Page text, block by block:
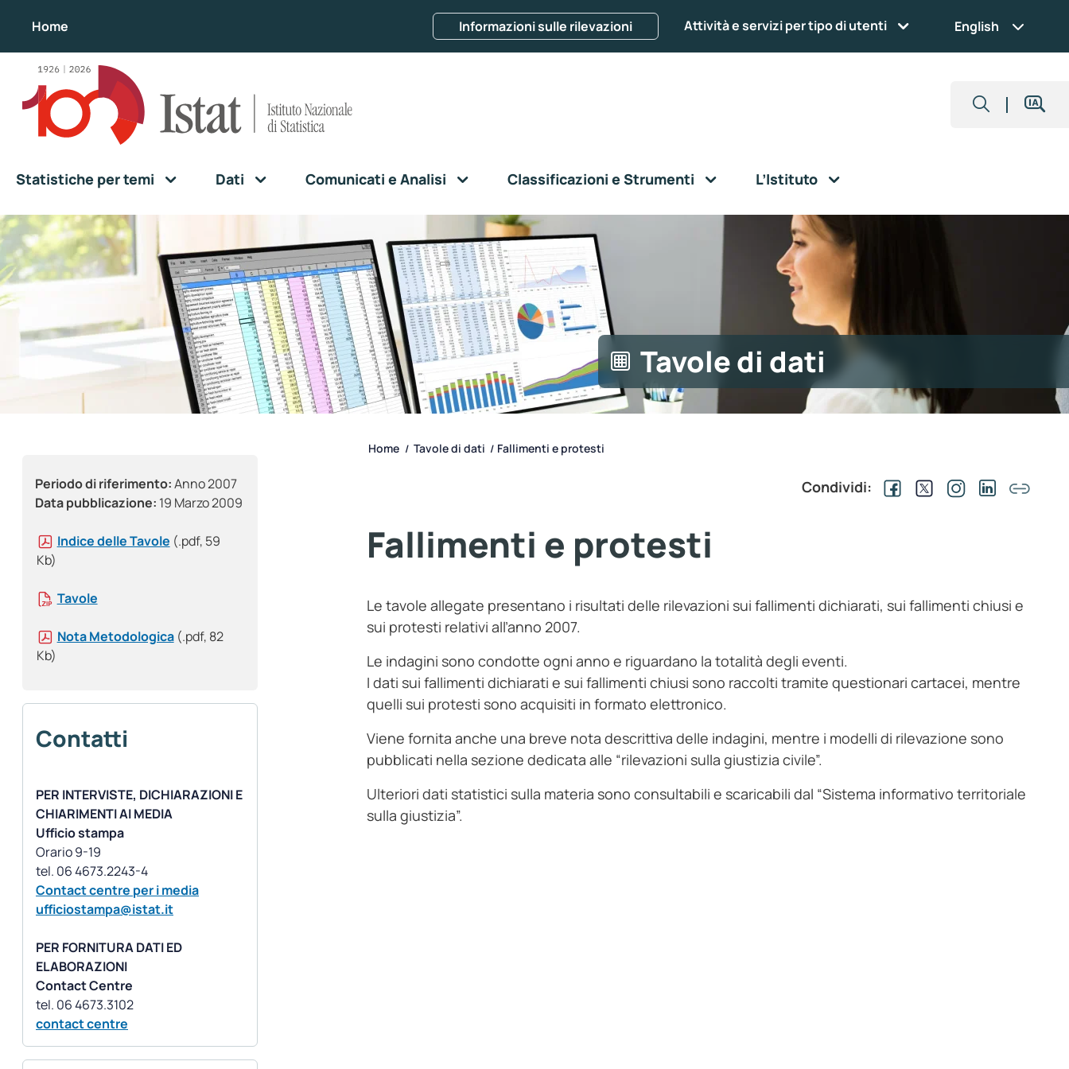
Home Informazioni sulle rilevazioni Attività e servizi per tipo di utenti English
Statistiche per temi Dati Comunicati e Analisi Classificazioni e Strumenti L’Istituto
Tavole di dati
Periodo di riferimento:Anno 2007
Data pubblicazione: 19 Marzo 2009
Indice delle Tavole (.pdf, 59
Kb)
Tavole
Nota Metodologica (.pdf, 82
Kb)
Contatti
PER INTERVISTE, DICHIARAZIONI E
CHIARIMENTI AI MEDIA
Ufficio stampa
Orario 9-19
Contact centre per i media
ufficiostampa@istat.it
PER FORNITURA DATI ED
ELABORAZIONI
Contact Centre
contact centre
Home / Tavole di dati / Fallimenti e protesti
Condividi:
Fallimenti e protesti
Le tavole allegate presentano i risultati delle rilevazioni sui fallimenti dichiarati, sui fallimenti chiusi e
sui protesti relativi all’anno 2007.
Le indagini sono condotte ogni anno e riguardano la totalità degli eventi.
I dati sui fallimenti dichiarati e sui fallimenti chiusi sono raccolti tramite questionari cartacei, mentre
quelli sui protesti sono acquisiti in formato elettronico.
Viene fornita anche una breve nota descrittiva delle indagini, mentre i modelli di rilevazione sono
pubblicati nella sezione dedicata alle “rilevazioni sulla giustizia civile”.
Ulteriori dati statistici sulla materia sono consultabili e scaricabili dal “Sistema informativo territoriale
sulla giustizia”.